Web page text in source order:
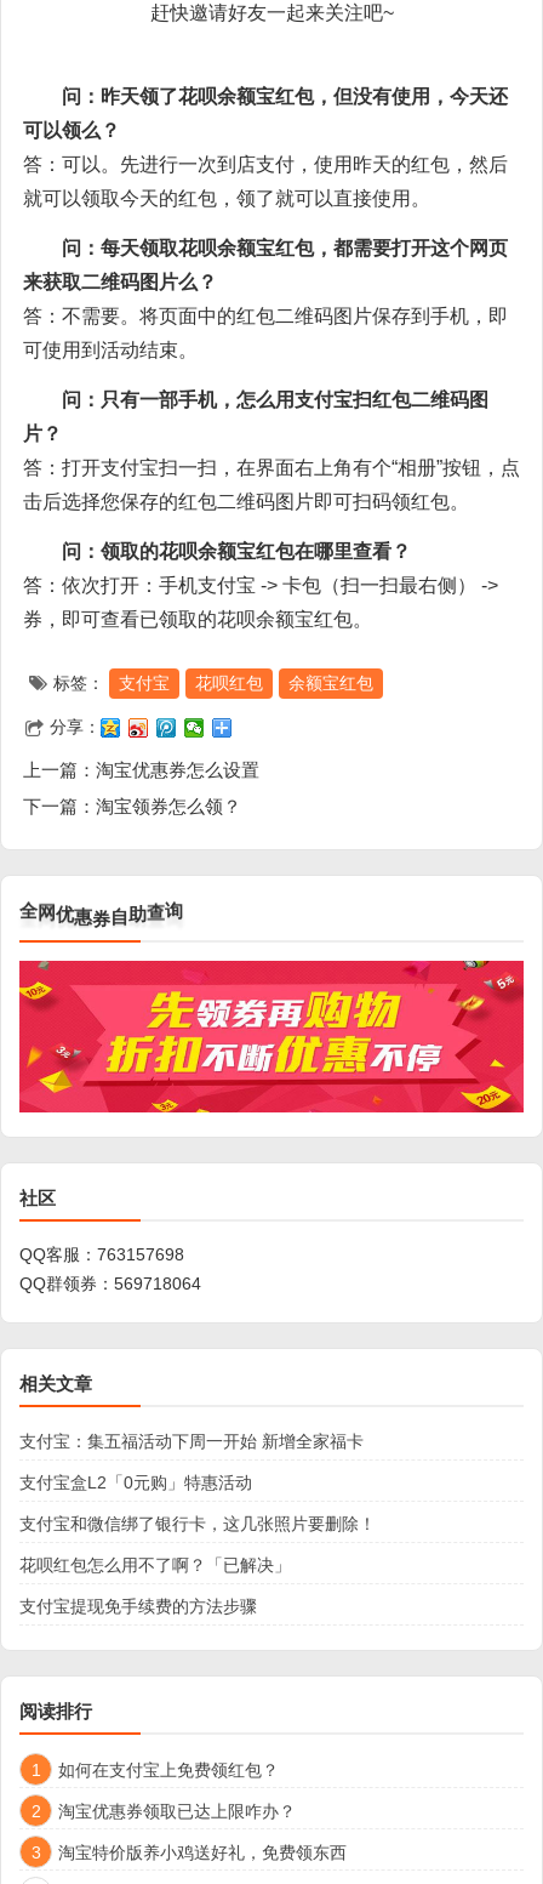
赶快邀请好友一起来关注吧~
问：昨天领了花呗余额宝红包，但没有使用，今天还
可以领么？
答：可以。先进行一次到店支付，使用昨天的红包，然后
就可以领取今天的红包，领了就可以直接使用。
问：每天领取花呗余额宝红包，都需要打开这个网页
来获取二维码图片么？
答：不需要。将页面中的红包二维码图片保存到手机，即
可使用到活动结束。
问：只有一部手机，怎么用支付宝扫红包二维码图
片？
答：打开支付宝扫一扫，在界面右上角有个“相册”按钮，点
击后选择您保存的红包二维码图片即可扫码领红包。
问：领取的花呗余额宝红包在哪里查看？
答：依次打开：手机支付宝 -> 卡包（扫一扫最右侧） ->
券，即可查看已领取的花呗余额宝红包。
标签： 支付宝 花呗红包 余额宝红包
分享：
上一篇： 淘宝优惠券怎么设置
下一篇： 淘宝领券怎么领？
全网 优惠 自 助查询
社区
QQ客服： 763157698
QQ群领券： 569718064
相关文章
支付宝：集五福活动下周一开始 新增全家福卡
支付宝盒L2「0元购」特惠活动
支付宝和微信绑了银行卡，这几张照片要删除！
花呗红包怎么用不了啊？「已解决」
支付宝提现免手续费的方法步骤
阅读排行
1 如何在支付宝上免费领红包？
2 淘宝优惠券领取已达上限咋办？
3 淘宝特价版养小鸡送好礼，免费领东西